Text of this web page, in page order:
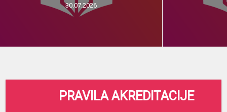
30.07.2026
PRAVILA AKREDITACIJE